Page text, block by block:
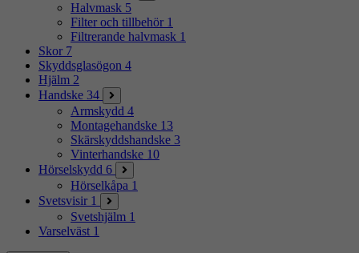
Halvmask 5
Filter och tillbehör 1
Filtrerande halvmask 1
Skor 7
Skyddsglasögon 4
Hjälm 2
Handske 34
Armskydd 4
Montagehandske 13
Skärskyddshandske 3
Vinterhandske 10
Hörselskydd 6
Hörselkåpa 1
Svetsvisir 1
Svetshjälm 1
Varselväst 1